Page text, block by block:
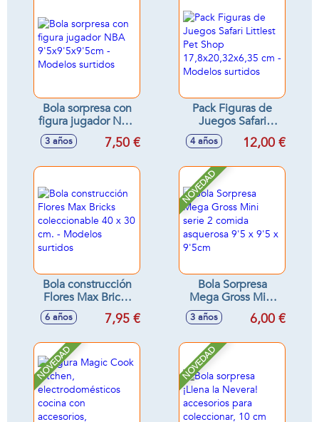
Bola sorpresa con
figura jugador NBA
9'5x9'5x9'5cm -
Modelos surtidos
3 años 7,50 €
Pack Figuras de
Juegos Safari
Littlest Pet Shop
17,8x20,32x6,35
surtidos
4 años 12,00 €
Bola construcción
Flores Max Bricks
coleccionable 40 x
30 cm. - Modelos
6 años 7,95 €
NOVEDAD
Bola Sorpresa
Mega Gross Mini
serie 2 comida
asquerosa 9'5 x 9'5
3 años 6,00 €
NOVEDAD NOVEDAD